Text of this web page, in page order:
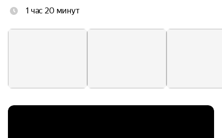
звучанием фольклорного ансамбля «Комонь».
Идея воплотить на сцене поэму «Русский Крест»
произведение в театре или в кино увидело
1 час 20 минут